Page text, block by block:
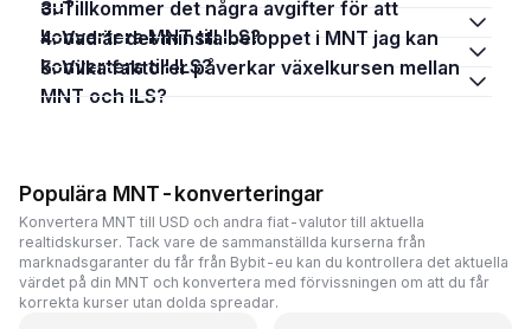
eu?
3. Tillkommer det några avgifter för att
konvertera MNT till ILS?
4. Vad är det minsta beloppet i MNT jag kan
konvertera till ILS?
5. Vilka faktorer påverkar växelkursen mellan
MNT och ILS?
Populära MNT-konverteringar
Konvertera MNT till USD och andra fiat-valutor till aktuella
realtidskurser. Tack vare de sammanställda kurserna från
marknadsgaranter du får från Bybit-eu kan du kontrollera det aktuella
värdet på din MNT och konvertera med förvissningen om att du får
korrekta kurser utan dolda spreadar.